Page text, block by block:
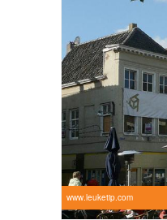
www.leuketip.com